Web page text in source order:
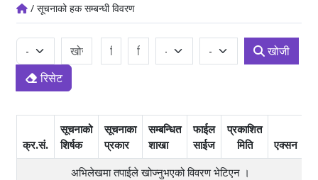
/ सूचनाको हक सम्बन्धी विवरण
खोजी
रिसेट
क्र.सं.
सूचनाको
शिर्षक
सूचनाका
प्रकार
सम्बन्धित
शाखा
फाईल
साईज
प्रकाशित
मिति
एक्सन
अभिलेखमा तपाईले खोज्‍नुभएको विवरण भेटिएन ।